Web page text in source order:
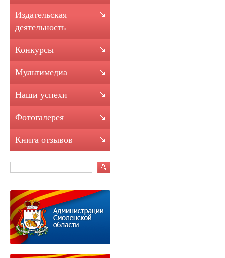
Издательская
деятельность
Конкурсы
Мультимедиа
Наши успехи
Фотогалерея
Книга отзывов